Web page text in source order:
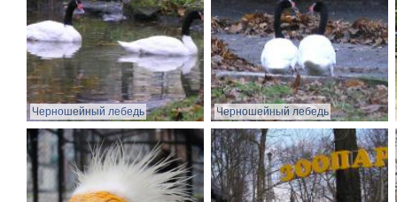
Черношейный лебедь Черношейный лебедь